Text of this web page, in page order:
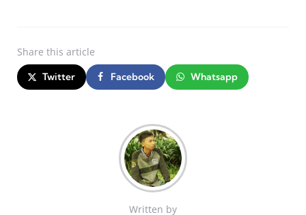
Share this article
Twitter Facebook Whatsapp
Written by